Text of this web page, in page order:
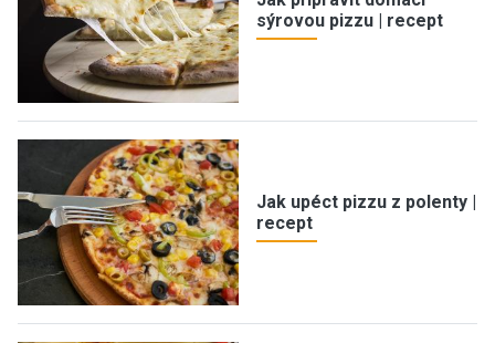
sýrovou pizzu | recept
Jak upéct pizzu z polenty |
recept